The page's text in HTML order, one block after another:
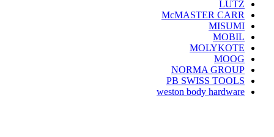
LUTZ
McMASTER CARR
MISUMI
MOBIL
MOLYKOTE
MOOG
NORMA GROUP
PB SWISS TOOLS
weston body hardware